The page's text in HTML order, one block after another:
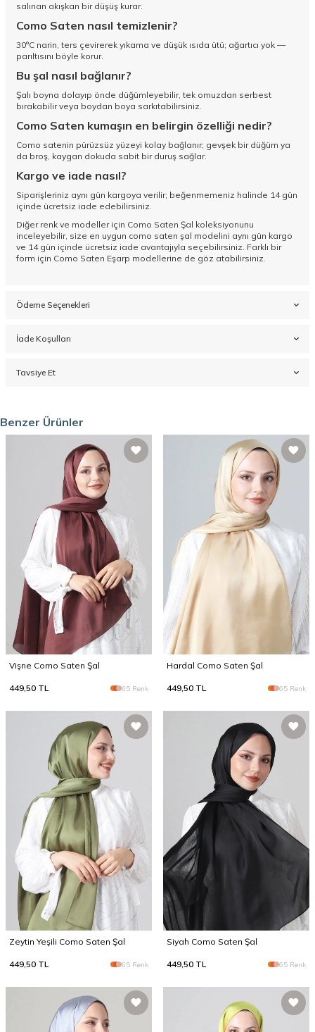
salınan akışkan bir düşüş kurar.
Como Saten nasıl temizlenir?
30°C narin, ters çevirerek yıkama ve düşük ısıda ütü; ağartıcı yok —
parıltısını böyle korur.
Bu şal nasıl bağlanır?
Şalı boyna dolayıp önde düğümleyebilir, tek omuzdan serbest
bırakabilir veya boydan boya sarkıtabilirsiniz.
Como Saten kumaşın en belirgin özelliği nedir?
Como satenin pürüzsüz yüzeyi kolay bağlanır; gevşek bir düğüm ya
da broş, kaygan dokuda sabit bir duruş sağlar.
Kargo ve iade nasıl?
Siparişleriniz aynı gün kargoya verilir; beğenmemeniz halinde 14 gün
içinde ücretsiz iade edebilirsiniz.
Diğer renk ve modeller için Como Saten Şal koleksiyonunu
inceleyebilir, size en uygun como saten şal modelini aynı gün kargo
ve 14 gün içinde ücretsiz iade avantajıyla seçebilirsiniz. Farklı bir
form için Como Saten Eşarp modellerine de göz atabilirsiniz.
Ödeme Seçenekleri
İade Koşulları
Tavsiye Et
Benzer Ürünler
Vişne Como Saten Şal
449,50 TL 65 Renk
Hardal Como Saten Şal
449,50 TL 65 Renk
Zeytin Yeşili Como Saten Şal
449,50 TL 65 Renk
Siyah Como Saten Şal
449,50 TL 65 Renk